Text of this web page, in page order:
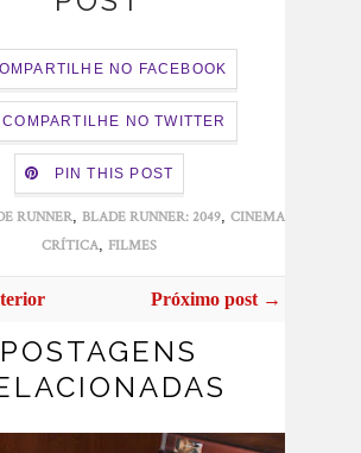
NO FACEBOOK
COMPARTILHE NO TWITTER
PIN THIS POST
RUNNER BLADE RUNNER: 2049, CINEMA
CRÍTICA FILMES
Próximo post →
POSTAGENS